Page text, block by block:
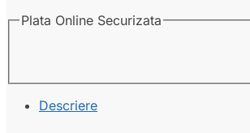
Plata Online Securizata
Descriere